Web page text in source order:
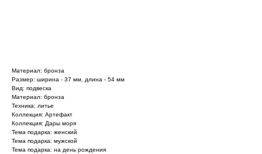
Материал: бронза
Размер: ширина - 37 мм, длина - 54 мм
Вид: подвеска
Материал: бронза
Техника: литье
Коллекция: Артефакт
Коллекция: Дары моря
Тема подарка: женский
Тема подарка: мужской
Тема подарка: на день рождения